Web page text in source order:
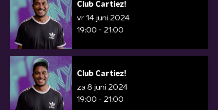
Club Cartiez!
vr 14 juni 2024
19:00 - 21:00
Club Cartiez!
za 8 juni 2024
19:00 - 21:00